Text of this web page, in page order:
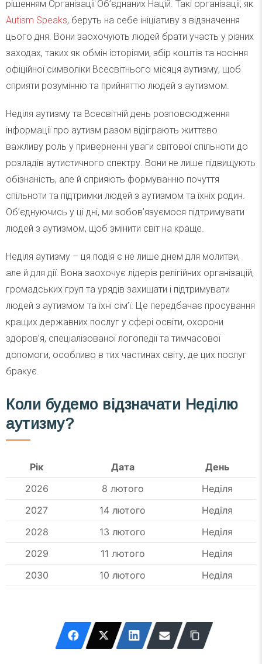
рішенням Організації Об’єднаних Націй. Такі організації, як
Autism Speaks, беруть на себе ініціативу з відзначення
цього дня. Вони заохочують людей брати участь у різних
заходах, таких як обмін історіями, збір коштів та носіння
офіційної символіки Всесвітнього місяця аутизму, щоб
сприяти розумінню та прийняттю людей з аутизмом.
Неділя аутизму та Всесвітній день розповсюдження
інформації про аутизм разом відіграють життєво
важливу роль у приверненні уваги світової спільноти до
розладів аутистичного спектру. Вони не лише підвищують
обізнаність, але й сприяють формуванню почуття
спільноти та підтримки людей з аутизмом та їхніх родин.
Об’єднуючись у ці дні, ми зобов’язуємося підтримувати
людей з аутизмом, щоб змінити світ на краще.
Неділя аутизму – ця подія є не лише днем для молитви,
але й для дії. Вона заохочує лідерів релігійних організацій,
громадських груп та урядів захищати і підтримувати
людей з аутизмом та їхні сім’ї. Це передбачає просування
кращих державних послуг у сфері освіти, охорони
здоров’я, спеціалізованої логопедії та тимчасової
допомоги, особливо в тих частинах світу, де цих послуг
бракує.
Коли будемо відзначати Неділю
аутизму?
Рік Дата
День
2026
8 лютого
Неділя
2027
14 лютого
Неділя
2028
13 лютого
Неділя
2029
11 лютого
Неділя
2030
10 лютого Неділя